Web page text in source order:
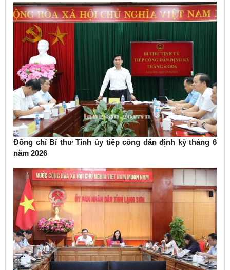
Đồng chí Bí thư Tỉnh ủy tiếp công dân định kỳ tháng 6
năm 2026